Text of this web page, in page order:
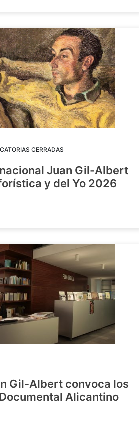
CERRADAS
Juan Gil-Albert
y del Yo 2026
Gil-Albert convoca los
Alicantino